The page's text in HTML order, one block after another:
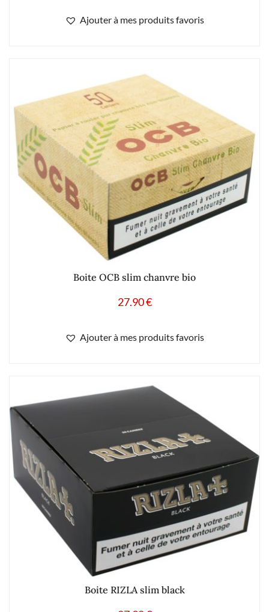
Ajouter à mes produits favoris
Boite OCB slim chanvre bio
27.90€
Ajouter à mes produits favoris
Boite RIZLA slim black